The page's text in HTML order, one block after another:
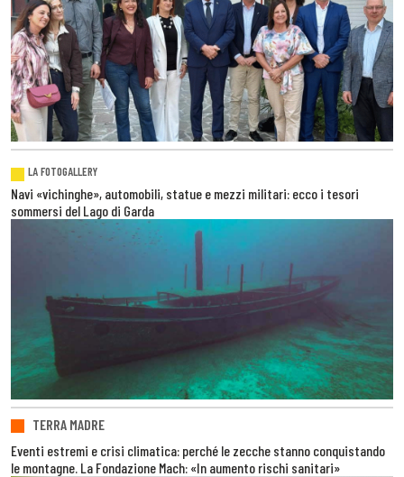
LA FOTOGALLERY
Navi «vichinghe», automobili, statue e mezzi militari: ecco i tesori
sommersi del Lago di Garda
TERRA MADRE
Eventi estremi e crisi climatica: perché le zecche stanno conquistando
le montagne. La Fondazione Mach: «In aumento rischi sanitari»